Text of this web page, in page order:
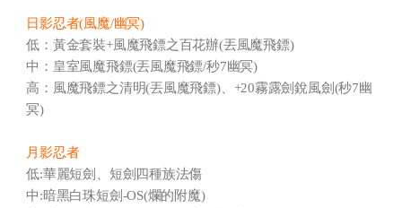
日影忍者(風魔/幽冥)
低：黃金套裝+風魔飛鏢之百花辦(丟風魔飛鏢)
中：皇室風魔飛鏢(丟風魔飛鏢/秒7幽冥)
高：風魔飛鏢之清明(丟風魔飛鏢)、+20霧露劍銳風劍(秒7幽
冥)
月影忍者
低:華麗短劍、短劍四種族法傷
中:暗黑白珠短劍-OS(爛的附魔)